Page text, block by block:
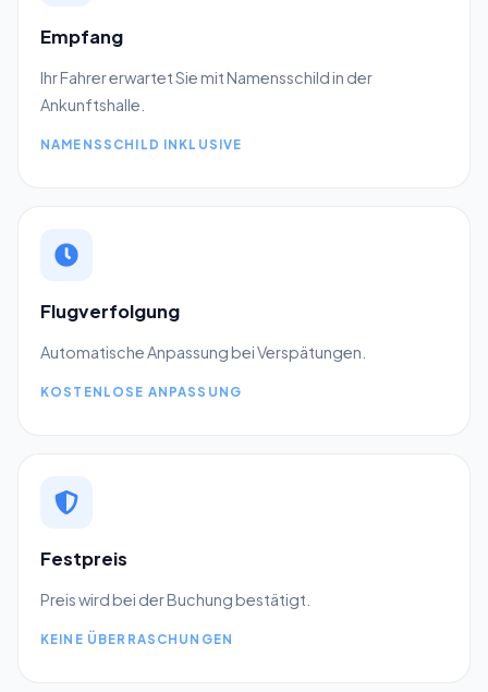
Empfang
Ihr Fahrer erwartet Sie mit Namensschild in der
Ankunftshalle.
NAMENSSCHILD INKLUSIVE
Flugverfolgung
Automatische Anpassung bei Verspätungen.
KOSTENLOSE ANPASSUNG
Festpreis
Preis wird bei der Buchung bestätigt.
KEINE ÜBERRASCHUNGEN